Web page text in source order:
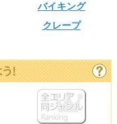
バイキング
クレープ